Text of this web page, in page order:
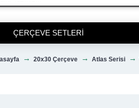
ÇERÇEVE SETLERI
20x30 Çerçeve Atlas Serisi